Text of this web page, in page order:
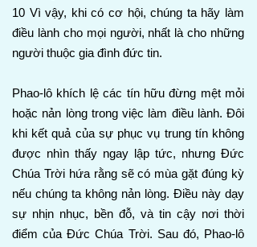
10 Vì vậy, khi có cơ hội, chúng ta hãy làm
điều lành cho mọi người, nhất là cho những
người thuộc gia đình đức tin.
Phao-lô khích lệ các tín hữu đừng mệt mỏi
hoặc nản lòng trong việc làm điều lành. Đôi
khi kết quả của sự phục vụ trung tín không
được nhìn thấy ngay lập tức, nhưng Đức
Chúa Trời hứa rằng sẽ có mùa gặt đúng kỳ
nếu chúng ta không nản lòng. Điều này dạy
sự nhịn nhục, bền đỗ, và tin cậy nơi thời
điểm của Đức Chúa Trời. Sau đó, Phao-lô